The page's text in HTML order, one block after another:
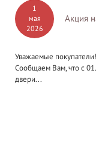
1
мая
2026
Акция
Уважаемые
Сообщаем Вам, что с
двери...